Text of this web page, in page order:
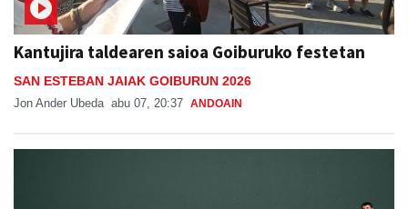
Kantujira taldearen saioa Goiburuko festetan
SAN ESTEBAN JAIAK GOIBURUN 2026
Jon Ander Ubeda abu 07, 20:37 ANDOAIN